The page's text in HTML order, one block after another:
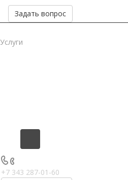
Задать вопрос
Услуги
+7 343 287-01-60